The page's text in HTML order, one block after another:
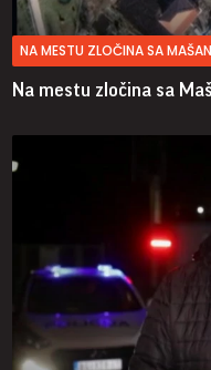
NA MESTU ZLOČINA SA
Na mestu zločina sa